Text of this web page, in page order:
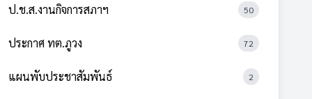
ป.ช.ส.งานกิจการสภาฯ 50
ประกาศ ทต.ภูวง 72
แผนพับประชาสัมพันธ์ 2